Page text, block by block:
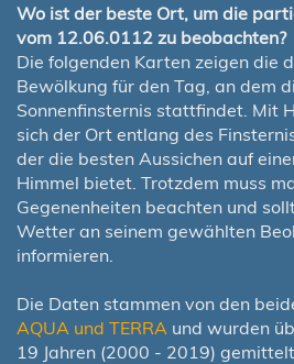
Wo ist der beste Ort, um die
vom 12.06.0112 zu beobachten?
Die folgenden Karten zeigen die
Bewölkung für den Tag, an dem
Sonnenfinsternis stattfindet. Mit
sich der Ort entlang des
der die besten Aussichen auf
Himmel bietet. Trotzdem muss
Gegenenheiten beachten und
Wetter an seinem gewählten
informieren.
Die Daten stammen von den
AQUA und TERRA und wurden
19 Jahren (2000 - 2019) gemittelt.